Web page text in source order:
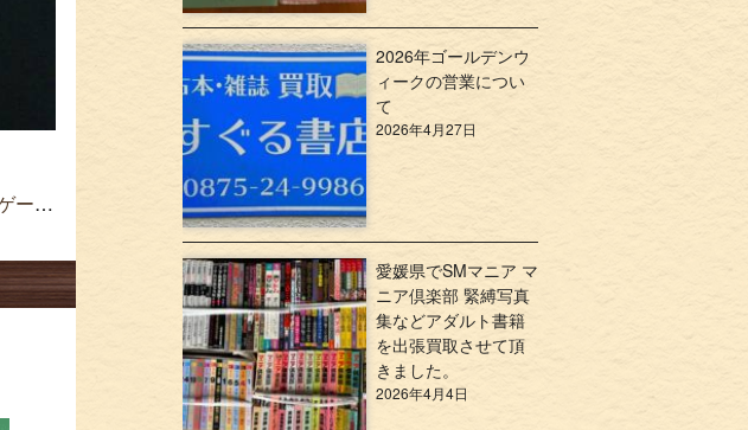
香川県でゲーム買取り ゲームボーイアドバンスSP 本体 パールピンク ≫
2026年ゴールデンウ
ィークの営業につい
て
2026年4月27日
愛媛県でSMマニア マ
ニア倶楽部 緊縛写真
集などアダルト書籍
を出張買取させて頂
きました。
2026年4月4日